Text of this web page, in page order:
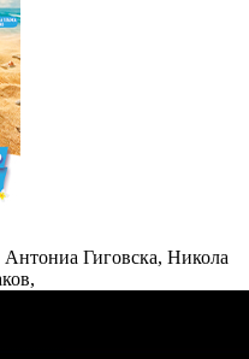
Гиговска, Никола